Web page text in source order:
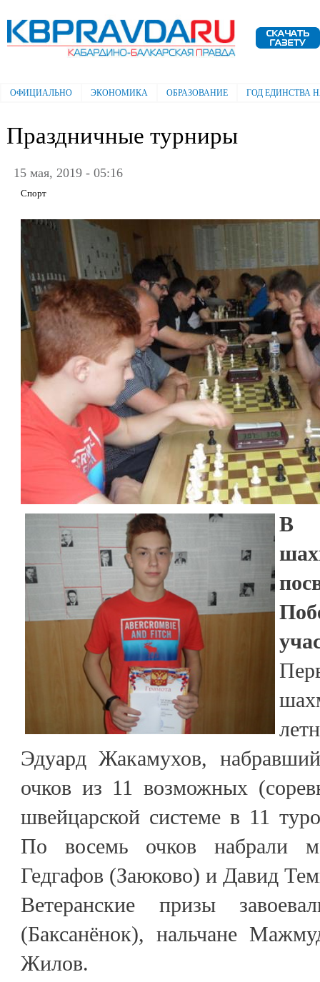
Электронная газета "Кабардино-
Балкарская правда"
Главное меню
ОФИЦИАЛЬНО ЭКОНОМИКА ОБРАЗОВАНИЕ ГОД ЕДИНСТВА
Праздничные турниры
15 мая, 2019 - 05:16
Спорт
В
Эдуард Жакамухов,
очков из 11 возможных
швейцарской системе в 11
По восемь очков набрали
Гедгафов (Заюково) и Давид
Ветеранские призы
(Баксанёнок), нальчане
Жилов.